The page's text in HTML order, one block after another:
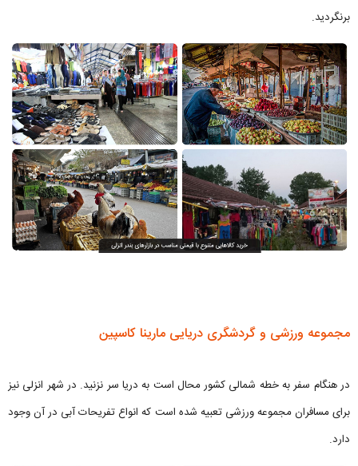
برنگردید.
مجموعه ورزشی و گردشگری دریایی مارینا کاسپین
در هنگام سفر به خطه شمالی کشور محال است به دریا سر نزنید. در شهر انزلی نیز
برای مسافران مجموعه ورزشی تعبیه‌ شده است که انواع تفریحات آبی در آن وجود
دارد.